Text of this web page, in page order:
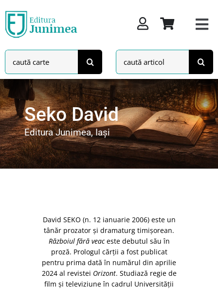
to
content
Search
for:
Search
for:
Seko David
Editura Junimea, Iași
David SEKO (n. 12 ianuarie 2006) este un
tânăr prozator şi dramaturg timişorean.
Războiul fără veaceste debutul său în
proză. Prologul cărţii a fost publicat
pentru prima dată în numărul din aprilie
2024 al revistei Orizont. Studiază regie de
film şi televiziune în cadrul Universităţii